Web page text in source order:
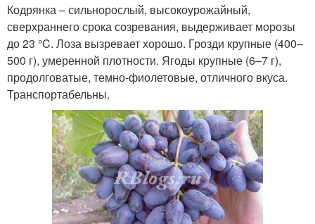
Кодрянка – сильнорослый, высокоурожайный,
сверхраннего срока созревания, выдерживает морозы
до 23 °C. Лоза вызревает хорошо. Грозди крупные (400–
500 г), умеренной плотности. Ягоды крупные (6–7 г),
продолговатые, темно-фиолетовые, отличного вкуса.
Транспортабельны.